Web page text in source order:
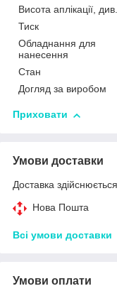
Висота аплікації, див.
Тиск
Обладнання для
нанесення
Стан
Догляд за виробом
Приховати
Умови доставки
Доставка
Нова Пошта
Всі умови доставки
Умови оплати